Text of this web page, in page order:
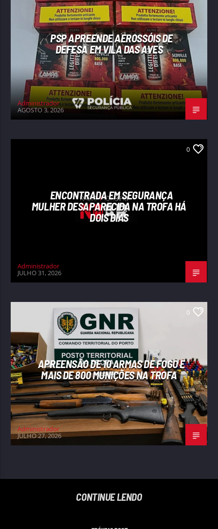
PSP APREENDE AEROSSÓIS DE
DEFESA EM VILA DAS AVES
Administrador
AGOSTO 3, 2026
0
ENCONTRADA EM SEGURANÇA
MULHER DESAPARECIDA NA TROFA HÁ
DOIS DIAS
Administrador
JULHO 31, 2026
0
APREENSÃO DE 10 ARMAS DE FOGO E
MAIS DE 800 MUNIÇÕES NA TROFA
Administrador
JULHO 27, 2026
CONTINUE LENDO